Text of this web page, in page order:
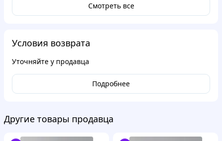
Смотреть все
Условия возврата
Уточняйте у продавца
Подробнее
Другие товары продавца